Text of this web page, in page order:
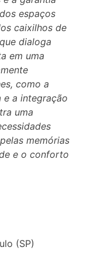
espaços
caixilhos de
dialoga
em uma
como a
e a integração
uma
memórias
e o conforto
(SP)